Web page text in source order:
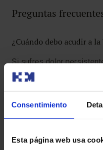
Consentimiento
Esta página web usa
Preguntas
¿Cuándo debo acudir a
Si sufres dolor
mejora con tratamientos
tu vida diaria, es
La mayoría de los